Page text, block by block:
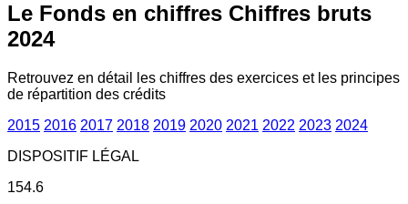
Le Fonds en chiffres Chiffres bruts
2024
Retrouvez en détail les chiffres des exercices et les principes
de répartition des crédits
2015 2016 2017 2018 2019 2020 2021 2022 2023 2024
DISPOSITIF LÉGAL
154.6